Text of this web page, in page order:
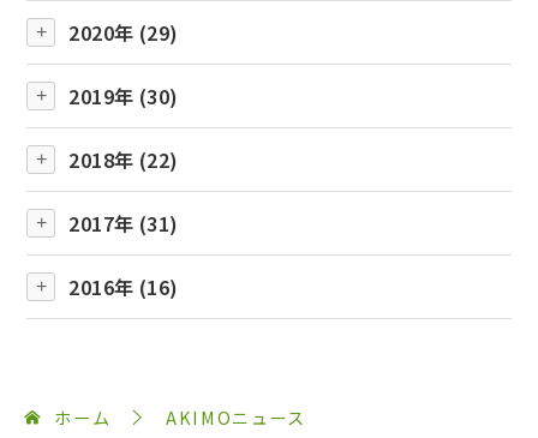
2020年 (29)
2019年 (30)
2018年 (22)
2017年 (31)
2016年 (16)
ホーム AKIMOニュース